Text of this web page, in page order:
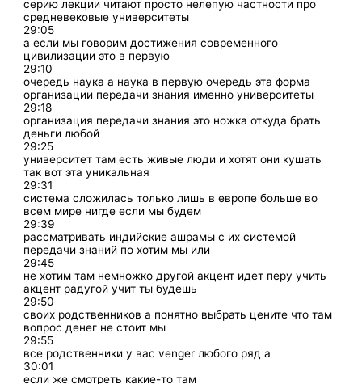
серию лекции читают просто нелепую частности про
средневековые университеты
29:05
а если мы говорим достижения современного
цивилизации это в первую
29:10
очередь наука а наука в первую очередь эта форма
организации передачи знания именно университеты
29:18
организация передачи знания это ножка откуда брать
деньги любой
29:25
университет там есть живые люди и хотят они кушать
так вот эта уникальная
29:31
система сложилась только лишь в европе больше во
всем мире нигде если мы будем
29:39
рассматривать индийские ашрамы с их системой
передачи знаний по хотим мы или
29:45
не хотим там немножко другой акцент идет перу учить
акцент радугой учит ты будешь
29:50
своих родственников а понятно выбрать цените что там
вопрос денег не стоит мы
29:55
все родственники у вас venger любого ряд а
30:01
если же смотреть какие-то там